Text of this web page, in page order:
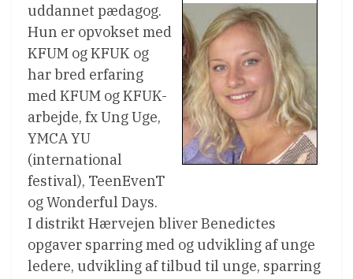
uddannet pædagog.
Hun er opvokset med
KFUM og KFUK og
har bred erfaring
med KFUM og KFUK-
arbejde, fx Ung Uge,
YMCA YU
(international
festival), TeenEvenT
og Wonderful Days.
I distrikt Hærvejen bliver Benedictes
opgaver sparring med og udvikling af unge
ledere, udvikling af tilbud til unge, sparring